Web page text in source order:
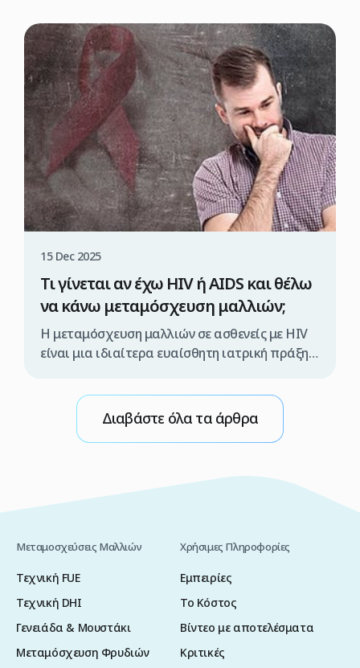
15 Dec 2025
Τι γίνεται αν έχω HIV ή AIDS και θέλω
να κάνω μεταμόσχευση μαλλιών;
Η μεταμόσχευση μαλλιών σε ασθενείς με HIV
είναι μια ιδιαίτερα ευαίσθητη ιατρική πράξη,
αποκλειστικά από εξειδικευμένη ιατρική
ομάδα και υπό αυστηρά ελεγχόμενες
συνθήκες. Διαφορετικά, υπάρχει κίνδυνος
μετάδοσης του ιού κατά τη διάρκεια της
να υποβληθείτε σε μεταμόσχευση μαλλιών με
τη μέθοδο FUE στην […]
Διαβάστε όλα τα άρθρα
Μεταμοσχεύσεις Μαλλιών
Τεχνική FUE
Τεχνική DHI
Γενειάδα & Μουστάκι
Μεταμόσχευση Φρυδιών
Χρήσιμες Πληροφορίες
Εμπειρίες
Το Κόστος
Βίντεο με αποτελέσματα
Κριτικές